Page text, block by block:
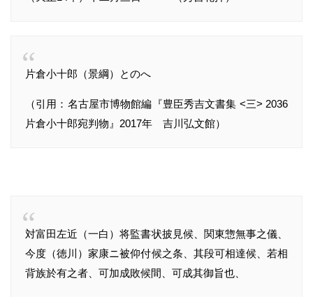
片倉小十郎（景綱）とのへ
（引用：名古屋市博物館編『豊臣秀吉文書集 <三> 2036
片倉小十郎宛判物』2017年 吉川弘文館）
対富田左近（一白）将監書状披見候、関東惣無事之儀、
今度（徳川）家康ニ被仰付候之条、其段可相達候、若相
背族於有之者、可加成敗候間、可成其御旨也、